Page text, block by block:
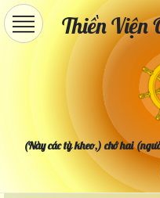
Thiền Viện
(Này các tỳ kheo,) chớ hai